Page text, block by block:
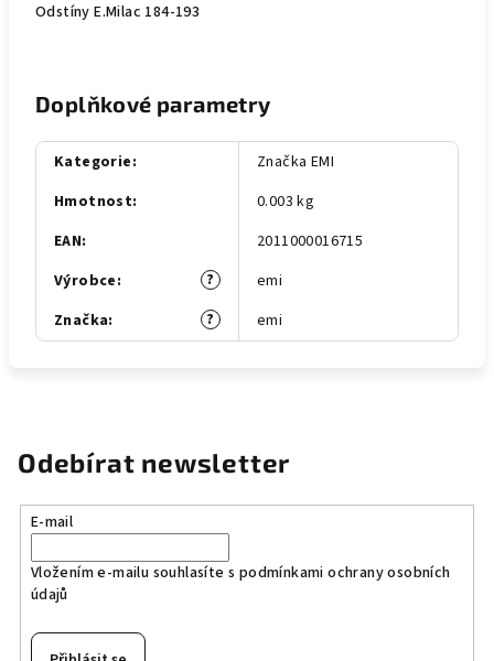
Odstíny E.Milac 184-193
Doplňkové parametry
Kategorie:
Značka EMI
Hmotnost:
0.003 kg
EAN:
2011000016715
?
Výrobce:
emi
?
Značka: emi
Odebírat newsletter
E-mail
Vložením e-mailu souhlasíte s podmínkami ochrany osobních
údajů